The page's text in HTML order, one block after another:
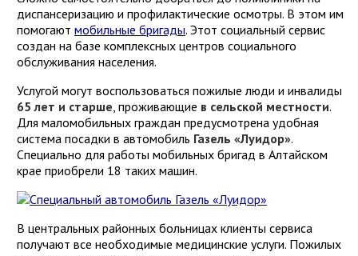
диспансеризацию и профилактические осмотры. В этом им
помогают мобильные бригады. Этот социальный сервис
создан на базе комплексных центров социального
обслуживания населения.
Услугой могут воспользоваться пожилые люди и инвалиды
65 лет и старше, проживающие в сельской местности.
Для маломобильных граждан предусмотрена удобная
система посадки в автомобиль Газель «Луидор».
Специально для работы мобильных бригад в Алтайском
крае приобрели 18 таких машин.
В центральных районных больницах клиенты сервиса
получают все необходимые медицинские услуги. Пожилых